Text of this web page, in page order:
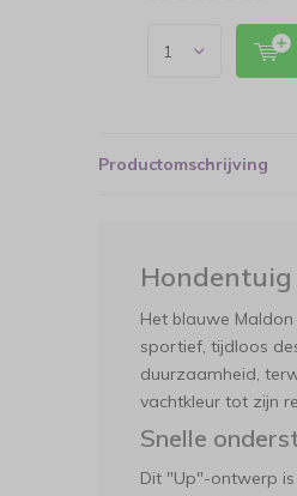
Productomschrijving
Het blauwe
sportief, tijdloos
duurzaamheid,
vachtkleur tot zijn
Snelle
Dit "Up"-ontwerp